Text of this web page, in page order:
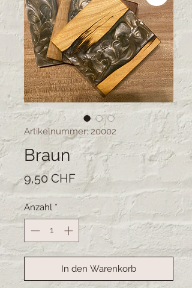
Artikelnummer: 20002
Braun
9,50 CHF Preis
Anzahl *
In den Warenkorb